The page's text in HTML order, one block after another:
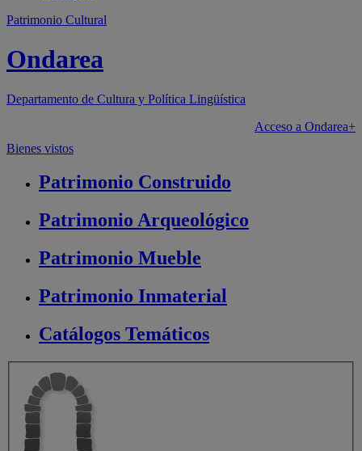
Patrimonio Cultural
Ondarea
Departamento de Cultura y Política Lingüística
Acceso a Ondarea+
Bienes vistos
Patrimonio Construido
Patrimonio Arqueológico
Patrimonio Mueble
Patrimonio Inmaterial
Catálogos Temáticos